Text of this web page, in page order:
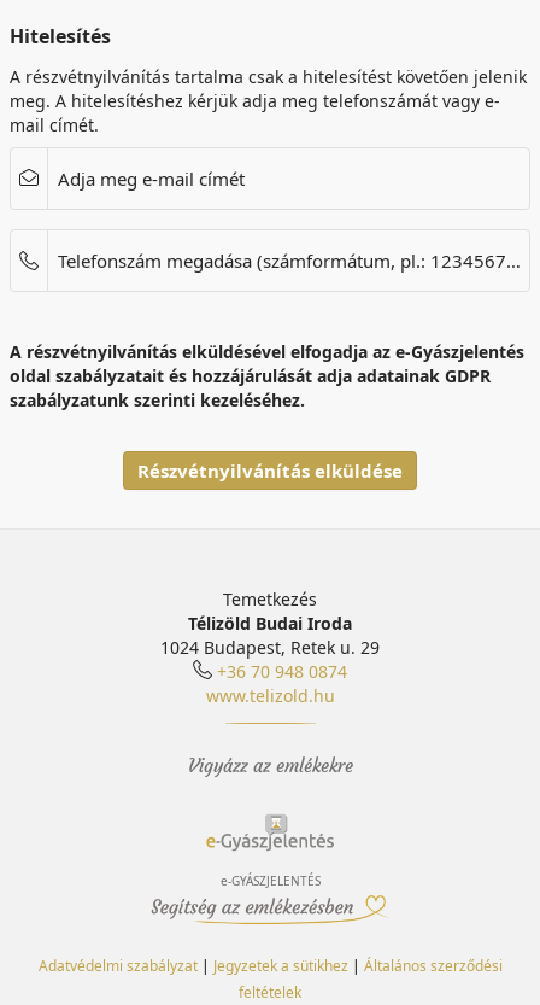
Hitelesítés
A részvétnyilvánítás tartalma csak a hitelesítést követően jelenik
meg. A hitelesítéshez kérjük adja meg telefonszámát vagy e-
mail címét.
Adja meg e-mail címét
Telefonszám megadása (számformátum, pl.: 123456789)
A részvétnyilvánítás elküldésével elfogadja az e-Gyászjelentés
oldal szabályzatait és hozzájárulását adja adatainak GDPR
szabályzatunk szerinti kezeléséhez.
Részvétnyilvánítás elküldése
Temetkezés
Télizöld Budai Iroda
1024 Budapest, Retek u. 29
+36 70 948 0874
www.telizold.hu
Vigyázz az emlékekre
e-GYÁSZJELENTÉS
Adatvédelmi szabályzat| Jegyzetek a sütikhez| Általános szerződési
feltételek